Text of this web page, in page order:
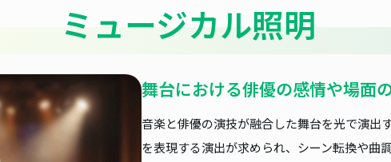
ミュージカル照明
舞台における俳優の感情や場面
音楽と俳優の演技が融合した舞台を光で演出
を表現する演出が求められ、シーン転換や曲